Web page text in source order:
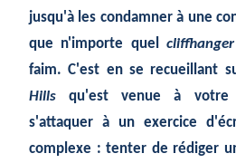
jusqu'à les condamner à une
que n'importe quelcliffhanger
faim. C'est en se recueillant
Hills qu'est venue à votre
s'attaquer à un exercice
complexe : tenter de rédiger